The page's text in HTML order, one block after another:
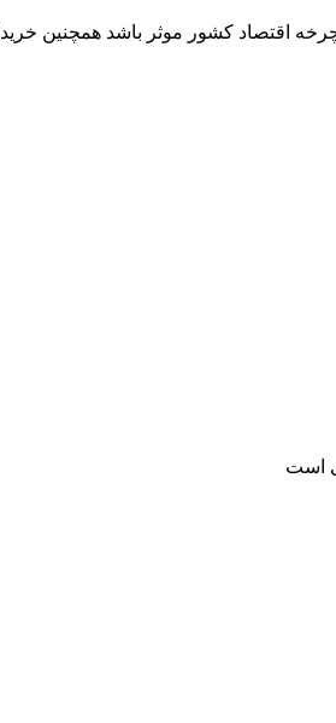
اقتصاد کشور موثر باشد همچنین
است